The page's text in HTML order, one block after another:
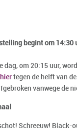
begint om 14:30
dag, om 20:15 uur,
hier tegen de helft van
vanwege de
Schreeuw! Black-